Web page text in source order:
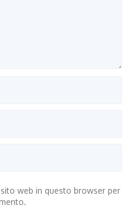
web in questo browser per